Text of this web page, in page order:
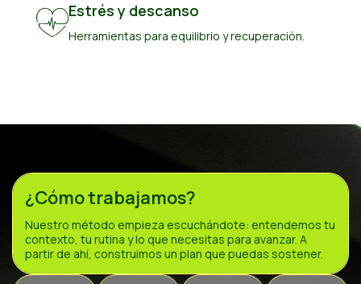
Estrés y descanso
Herramientas para equilibrio y recuperación.
¿Cómo trabajamos?
Nuestro método empieza escuchándote: entendemos tu
contexto, tu rutina y lo que necesitas para avanzar. A
partir de ahí, construimos un plan que puedas sostener.